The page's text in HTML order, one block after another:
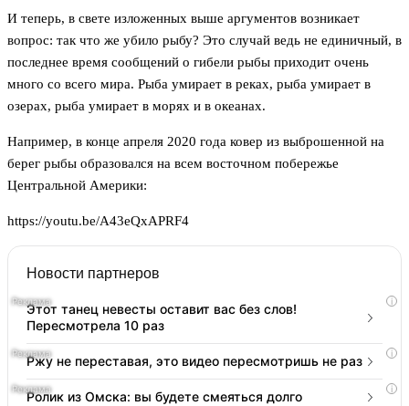
И теперь, в свете изложенных выше аргументов возникает
вопрос: так что же убило рыбу? Это случай ведь не единичный, в
последнее время сообщений о гибели рыбы приходит очень
много со всего мира. Рыба умирает в реках, рыба умирает в
озерах, рыба умирает в морях и в океанах.
Например, в конце апреля 2020 года ковер из выброшенной на
берег рыбы образовался на всем восточном побережье
Центральной Америки:
https://youtu.be/A43eQxAPRF4
Новости партнеров
i
Этот танец невесты оставит вас без слов!
Пересмотрела 10 раз
i
Ржу не переставая, это видео пересмотришь не раз
i
Ролик из Омска: вы будете смеяться долго